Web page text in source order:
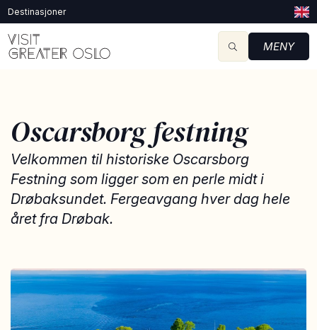
Destinasjoner
MENY
Oscarsborg festning
Velkommen til historiske Oscarsborg
Festning som ligger som en perle midt i
Drøbaksundet. Fergeavgang hver dag hele
året fra Drøbak.